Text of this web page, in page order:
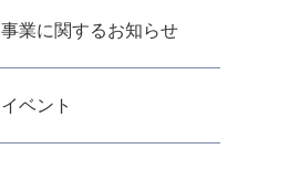
事業に関するお知らせ
イベント